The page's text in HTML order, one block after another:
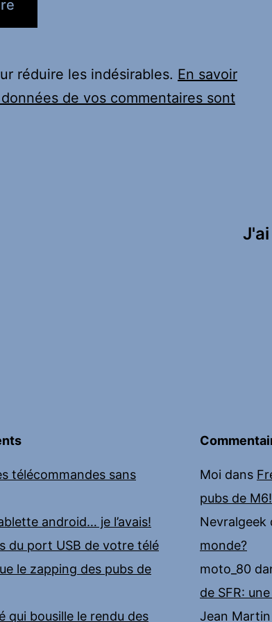
réduire les indésirables. En savoir
de vos commentaires sont
télécommandes sans
android… je l’avais!
du port USB de votre télé
le zapping des pubs de
qui bousille le rendu des
Moi dans
pubs de M6!
Nevralgeek
monde?
moto_80
de SFR:
Jean Martin